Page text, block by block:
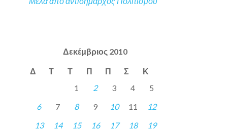
Δεκέμβριος 2010
Δ Τ Τ Π Π Σ Κ
1 2 3 4
5
6
7 8 9 10 11
12
13
14 15 16 17 18
19